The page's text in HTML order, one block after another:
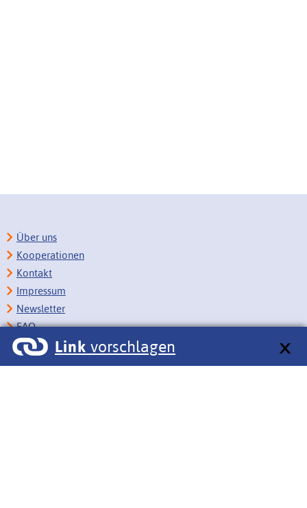
Link vorschlagen
Über uns
Kooperationen
Kontakt
Impressum
Newsletter
FAQ
Copyright